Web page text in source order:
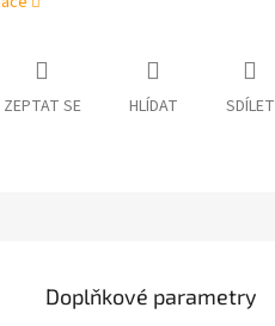
ZEPTAT SE HLÍDAT SDÍLET
Doplňkové parametry